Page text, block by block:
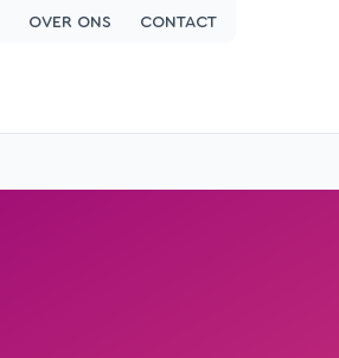
OVER ONS CONTACT